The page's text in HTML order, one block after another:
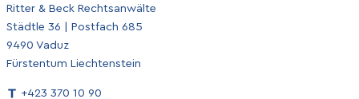
Ritter & Beck Rechtsanwälte
Städtle 36 | Postfach 685
9490 Vaduz
Fürstentum Liechtenstein
+423 370 10 90